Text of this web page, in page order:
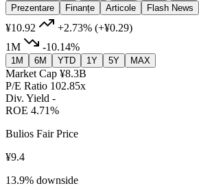
Prezentare
Finanțe Articole Flash News
¥10.92 +2.73% (+¥0.29)
1M
-10.14%
1M 6M YTD 1Y 5Y MAX
Market Cap ¥8.3B
P/E Ratio 102.85x
Div. Yield -
ROE 4.71%
Bulios Fair Price
¥9.4
13.9% downside